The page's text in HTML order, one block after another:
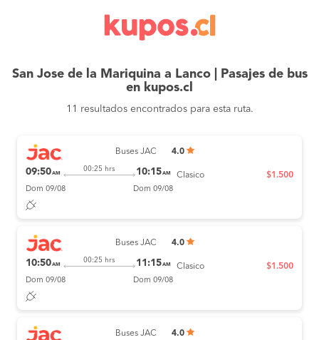
San Jose de la Mariquina a Lanco | Pasajes de bus
en kupos.cl
11 resultados encontrados para esta ruta.
Buses JAC 4.0
09:50AM
00:25 hrs 10:15AM
Dom 09/08 Dom 09/08
Clasico $1.500
Buses JAC 4.0
10:50AM
00:25 hrs 11:15AM
Dom 09/08 Dom 09/08
Clasico $1.500
Buses JAC 4.0